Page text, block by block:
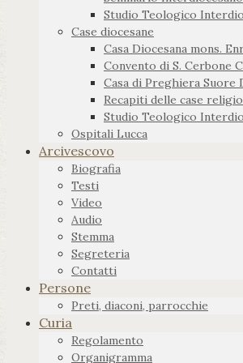
Studio Teologico
Case diocesane
Casa Diocesana mons.
Convento di S. Cerbone
Casa di Preghiera Suore
Recapiti delle case
Studio Teologico
Ospitali Lucca
Arcivescovo
Biografia
Testi
Video
Audio
Stemma
Segreteria
Contatti
Persone
Preti, diaconi, parrocchie
Curia
Regolamento
Organigramma